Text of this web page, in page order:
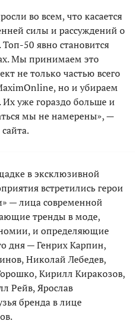
во всем, что касается
силы и рассуждений о
50 явно становится
Мы принимаем это
не только частью всего
но и убираем
Их уже гораздо больше и
мы не намерены», —
в эксклюзивной
встретились герои
— лица современной
тренды в моде,
и определяющие
дня — Генрих Карпин,
Николай Лебедев,
Кирилл Киракозов,
Рейв, Ярослав
бренда в лице